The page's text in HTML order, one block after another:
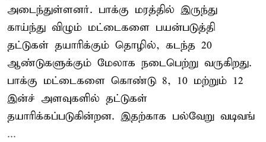
அடைந்துள்ளனர். பாக்கு மரத்தில் இருந்து
காய்ந்து விழும் மட்டைகளை பயன்படுத்தி
தட்டுகள் தயாரிக்கும் தொழில், கடந்த 20
ஆண்டுகளுக்கும் மேலாக நடைபெற்று வருகிறது.
பாக்கு மட்டைகளை கொண்டு 8, 10 மற்றும் 12
இன்ச் அளவுகளில் தட்டுகள்
தயாரிக்கப்படுகின்றன. இதற்காக பல்வேறு வடிவங்
...